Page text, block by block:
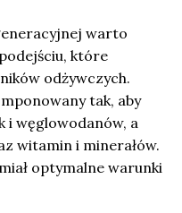
warto
które
odżywczych.
tak, aby
i węglowodanów, a
witamin i minerałów.
optymalne warunki